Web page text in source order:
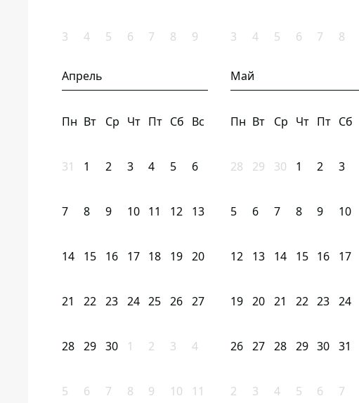
3 4 5 6 7 8 9 3 4 5 6 7 8
Апрель
Пн Вт Ср Чт Пт Сб Вс
31 1 2 3 4 5 6
7 8 9 10 11 12 13
14 15 16 17 18 19 20
21 22 23 24 25 26 27
28 29 30 1 2 3 4
5 6 7 8 9 10 11
Май
Пн Вт Ср Чт Пт Сб
28 29 30 1 2 3
5 6 7 8 9 10
12 13 14 15 16 17
19 20 21 22 23 24
26 27 28 29 30 31
2 3 4 5 6 7